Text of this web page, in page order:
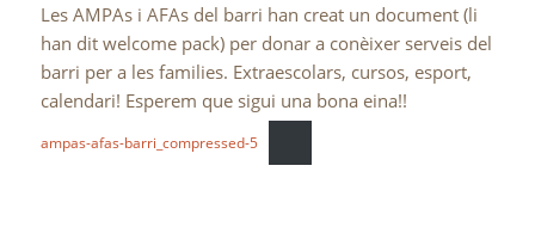
Les AMPAs i AFAs del barri han creat un document (li
han dit welcome pack) per donar a conèixer serveis del
barri per a les families. Extraescolars, cursos, esport,
calendari! Esperem que sigui una bona eina!!
ampas-afas-barri_compressed-5